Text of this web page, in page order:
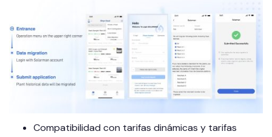
Compatibilidad con tarifas dinámicas y tarifas